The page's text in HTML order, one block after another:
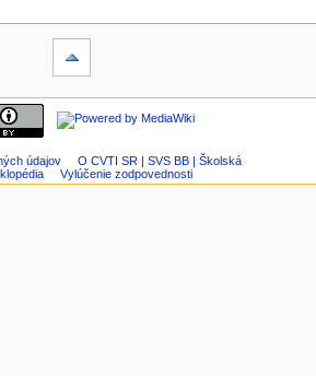
údajov
O CVTI SR | SVS BB | Školská
Vylúčenie zodpovednosti